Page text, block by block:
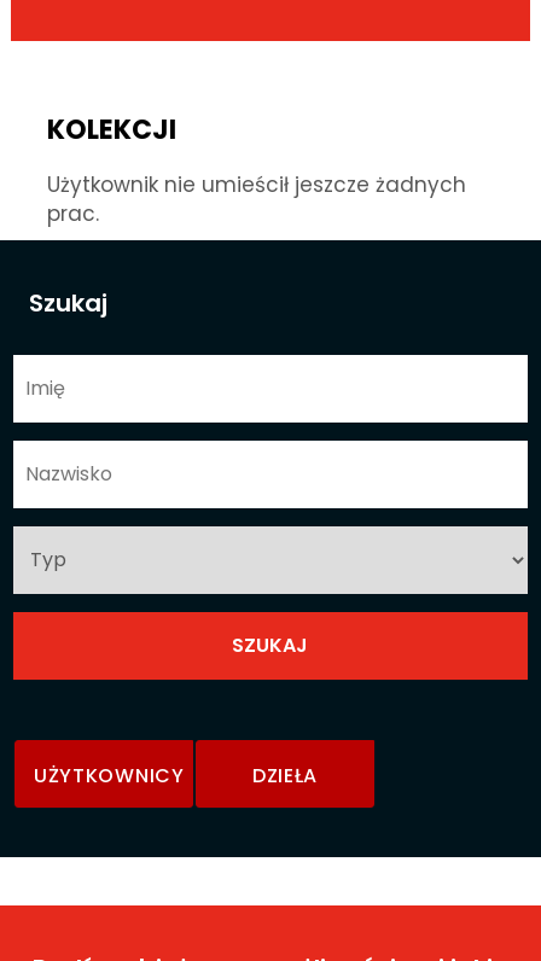
Szukaj
UŻYTKOWNICY DZIEŁA
KOLEKCJI
Użytkownik nie umieścił jeszcze żadnych
prac.